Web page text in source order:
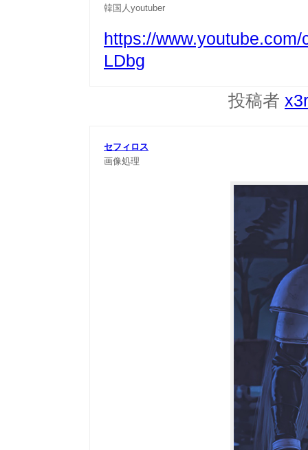
韓国人youtuber
https://
LDbg
投稿者
セフィロス
画像処理